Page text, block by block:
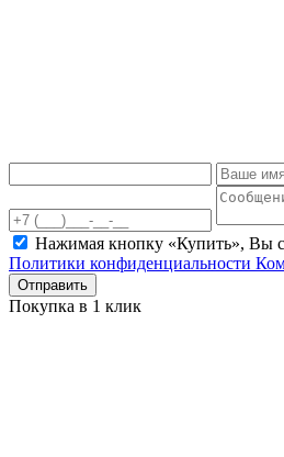
Нажимая кнопку «Купить», Вы
Политики конфиденциальности
Отправить
Покупка в 1 клик